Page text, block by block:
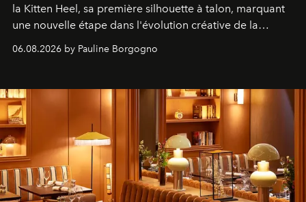
la Kitten Heel, sa première silhouette à talon, marquant
une nouvelle étape dans l'évolution créative de la
06.08.2026 by Pauline Borgogno